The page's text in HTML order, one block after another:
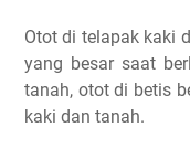
Otot di telapak kaki
yang besar saat
tanah, otot di betis
kaki dan tanah.